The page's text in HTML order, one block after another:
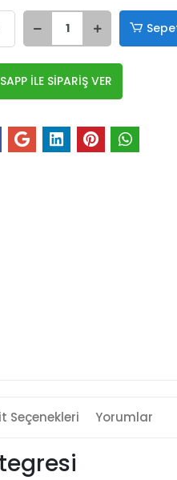
İLE SİPARİŞ VER
Seçenekleri Yorumlar